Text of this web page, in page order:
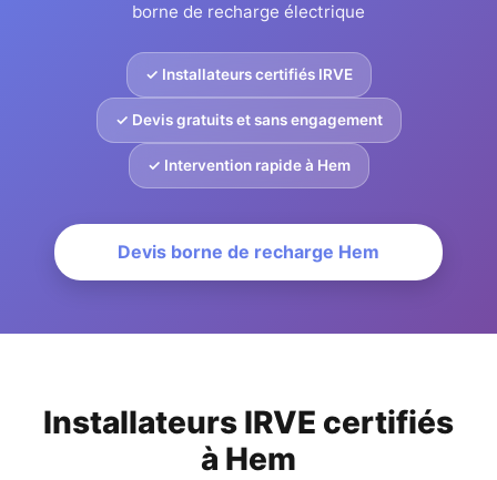
borne de recharge électrique
✓ Installateurs certifiés IRVE
✓ Devis gratuits et sans engagement
✓ Intervention rapide à Hem
Devis borne de recharge Hem
Installateurs IRVE certifiés
à Hem